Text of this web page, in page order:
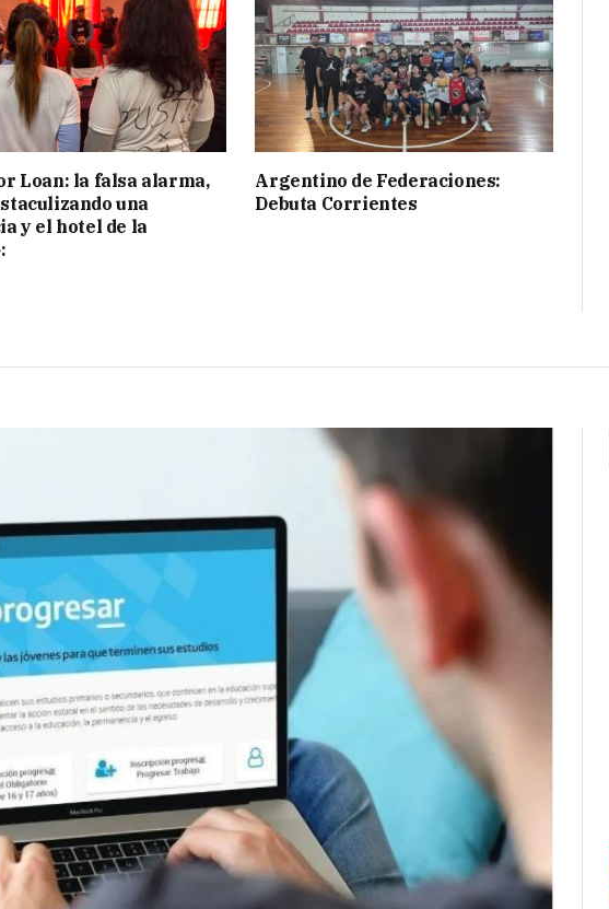
Loan: la falsa alarma,
una
y el hotel de la
Argentino de Federaciones:
Debuta Corrientes